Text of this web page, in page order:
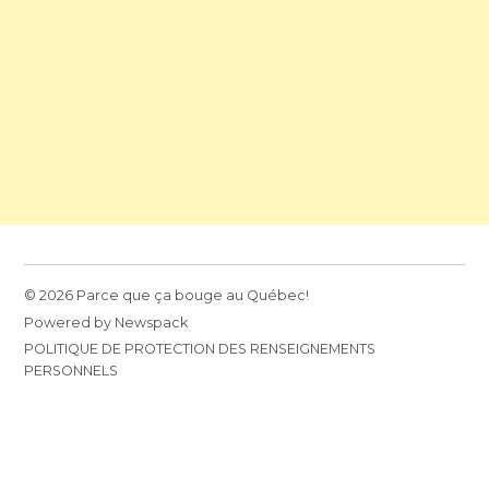
© 2026 Parce que ça bouge au Québec!
Powered by Newspack
POLITIQUE DE PROTECTION DES RENSEIGNEMENTS
PERSONNELS